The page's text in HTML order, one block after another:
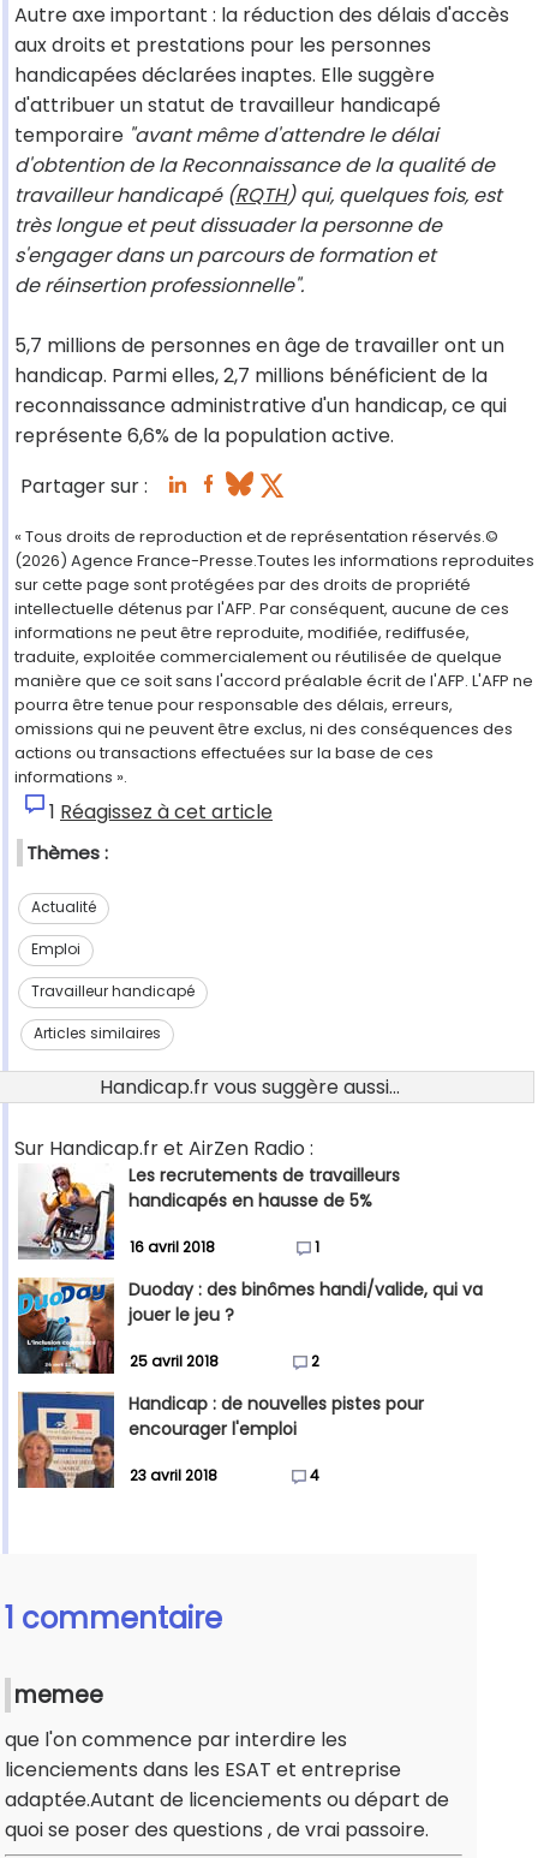
Autre axe important : la réduction des délais d'accès
aux droits et prestations pour les personnes
handicapées déclarées inaptes. Elle suggère
d'attribuer un statut de travailleur handicapé
temporaire "avant même d'attendre le délai
d'obtention de la Reconnaissance de la qualité de
travailleur handicapé (RQTH) qui, quelques fois, est
très longue et peut dissuader la personne de
s'engager dans un parcours de formation et
de réinsertion professionnelle".
5,7 millions de personnes en âge de travailler ont un
handicap. Parmi elles, 2,7 millions bénéficient de la
reconnaissance administrative d'un handicap, ce qui
représente 6,6% de la population active.
Partager sur :
« Tous droits de reproduction et de représentation réservés.©
(2026) Agence France-Presse.Toutes les informations reproduites
sur cette page sont protégées par des droits de propriété
intellectuelle détenus par l'AFP. Par conséquent, aucune de ces
informations ne peut être reproduite, modifiée, rediffusée,
traduite, exploitée commercialement ou réutilisée de quelque
manière que ce soit sans l'accord préalable écrit de l'AFP. L'AFP ne
pourra être tenue pour responsable des délais, erreurs,
omissions qui ne peuvent être exclus, ni des conséquences des
actions ou transactions effectuées sur la base de ces
informations ».
1 Réagissez à cet article
Thèmes :
Actualité
Emploi
Travailleur handicapé
Articles similaires
Handicap.fr vous suggère aussi...
Sur Handicap.fr et AirZen Radio :
Les recrutements de travailleurs
handicapés en hausse de 5%
16 avril 2018 1
Duoday : des binômes handi/valide, qui va
jouer le jeu ?
25 avril 2018 2
Handicap : de nouvelles pistes pour
encourager l'emploi
23 avril 2018 4
1 commentaire
memee
que l'on commence par interdire les
licenciements dans les ESAT et entreprise
adaptée.Autant de licenciements ou départ de
quoi se poser des questions , de vrai passoire.